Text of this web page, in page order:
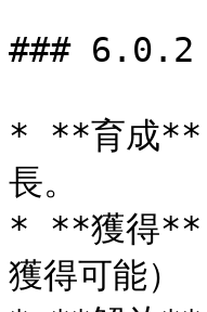
### 6.0.2
* **育成**
長。
* **獲得**
獲得可能）